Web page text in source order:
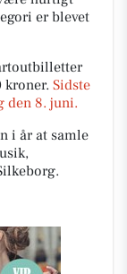
er blevet
kroner. Sidste
den 8. juni.
i år at samle